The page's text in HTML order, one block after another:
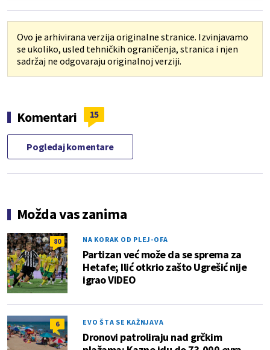
Ovo je arhivirana verzija originalne stranice. Izvinjavamo
se ukoliko, usled tehničkih ograničenja, stranica i njen
sadržaj ne odgovaraju originalnoj verziji.
Komentari 15
Pogledaj komentare
Možda vas zanima
80 NA KORAK OD PLEJ-OFA
Partizan već može da se sprema za
Hetafe; Ilić otkrio zašto Ugrešić nije
igrao VIDEO
6 EVO ŠTA SE KAŽNJAVA
Dronovi patroliraju nad grčkim